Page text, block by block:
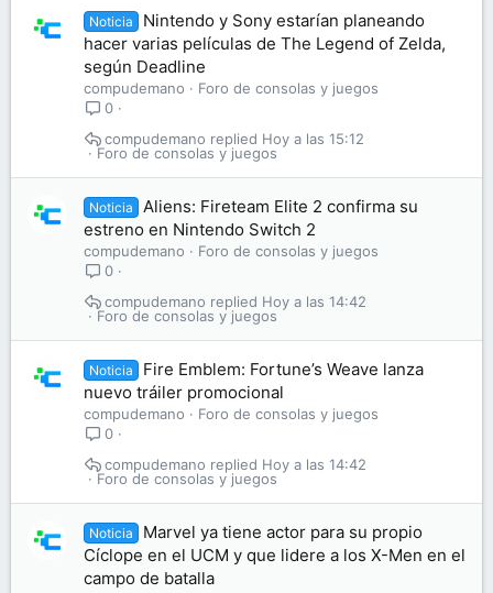
Noticia
Nintendo y Sony estarían planeando
hacer varias películas de The Legend of Zelda,
según Deadline
compudemano
Foro de consolas y juegos
0
Foro de consolas y juegos
Hoy a las 15:12
compudemano
Noticia
Aliens: Fireteam Elite 2 confirma su
estreno en Nintendo Switch 2
compudemano
Foro de consolas y juegos
0
Foro de consolas y juegos
Hoy a las 14:42
compudemano
Noticia
Fire Emblem: Fortune’s Weave lanza
nuevo tráiler promocional
compudemano
Foro de consolas y juegos
0
Foro de consolas y juegos
Hoy a las 14:42
compudemano
Noticia
Marvel ya tiene actor para su propio
Cíclope en el UCM y que lidere a los X-Men en el
campo de batalla